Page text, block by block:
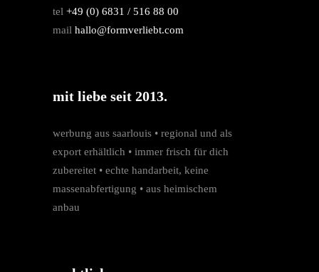
tel +49 (0) 6831 / 516 88 00
mail hallo@formverliebt.com
mit liebe seit 2013.
werbung aus saarlouis • regio­nal und als
export erhältlich • immer frisch für dich
zubereitet • echte hand­arbeit, keine
massen­­abfertigung • aus heimischem
anbau